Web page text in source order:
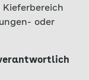
oder
verantwortlich